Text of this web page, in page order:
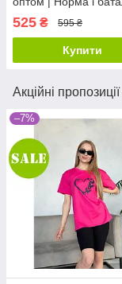
Розпродаж моделі
525 ₴ 595 ₴
Купити
Акційні
–7%